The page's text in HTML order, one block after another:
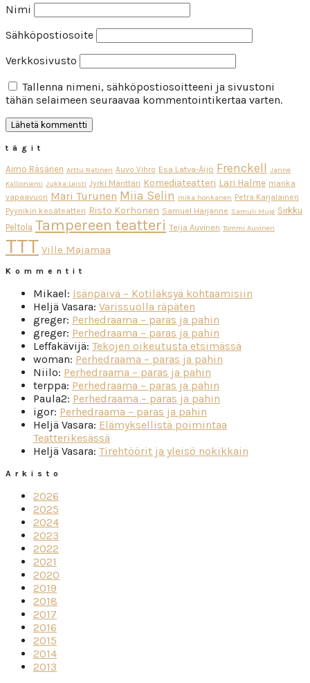
Nimi
Sähköpostiosoite
Verkkosivusto
Tallenna nimeni, sähköpostiosoitteeni ja sivustoni
tähän selaimeen seuraavaa kommentointikertaa varten.
tägit
Aimo Räsänen Arttu Ratinen Auvo Vihro Esa Latva-Äijö Frenckell
Janne
Kallioniemi Jukka Leisti Jyrki Mänttäri Komediateatteri Lari Halme marika
vapaavuori Mari Turunen Miia Selin mika honkanen Petra Karjalainen
Pyynikin kesäteatteri Risto Korhonen Samuel Harjanne Samuli Muje Sirkku
Peltola Tampereen teatteri Teija Auvinen Tommi Auvinen
TTT Ville Majamaa
Kommentit
Mikael: Isänpäivä – Kotiläksyä kohtaamisiin
Heljä Vasara: Varissuolla räpäten
greger: Perhedraama – paras ja pahin
greger: Perhedraama – paras ja pahin
Leffakävijä: Tekojen oikeutusta etsimässä
woman: Perhedraama – paras ja pahin
Niilo: Perhedraama – paras ja pahin
terppa: Perhedraama – paras ja pahin
Paula2: Perhedraama – paras ja pahin
igor: Perhedraama – paras ja pahin
Heljä Vasara: Elämyksellistä poimintaa
Teatterikesässä
Heljä Vasara: Tirehtöörit ja yleisö nokikkain
Arkisto
2026
2025
2024
2023
2022
2021
2020
2019
2018
2017
2016
2015
2014
2013